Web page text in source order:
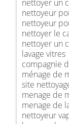
nettoyer un
nettoyeur
nettoyeur
nettoyer le
nettoyer un
lavage vitres
compagnie
ménage de
site
menage de
menage de
nettoyeur